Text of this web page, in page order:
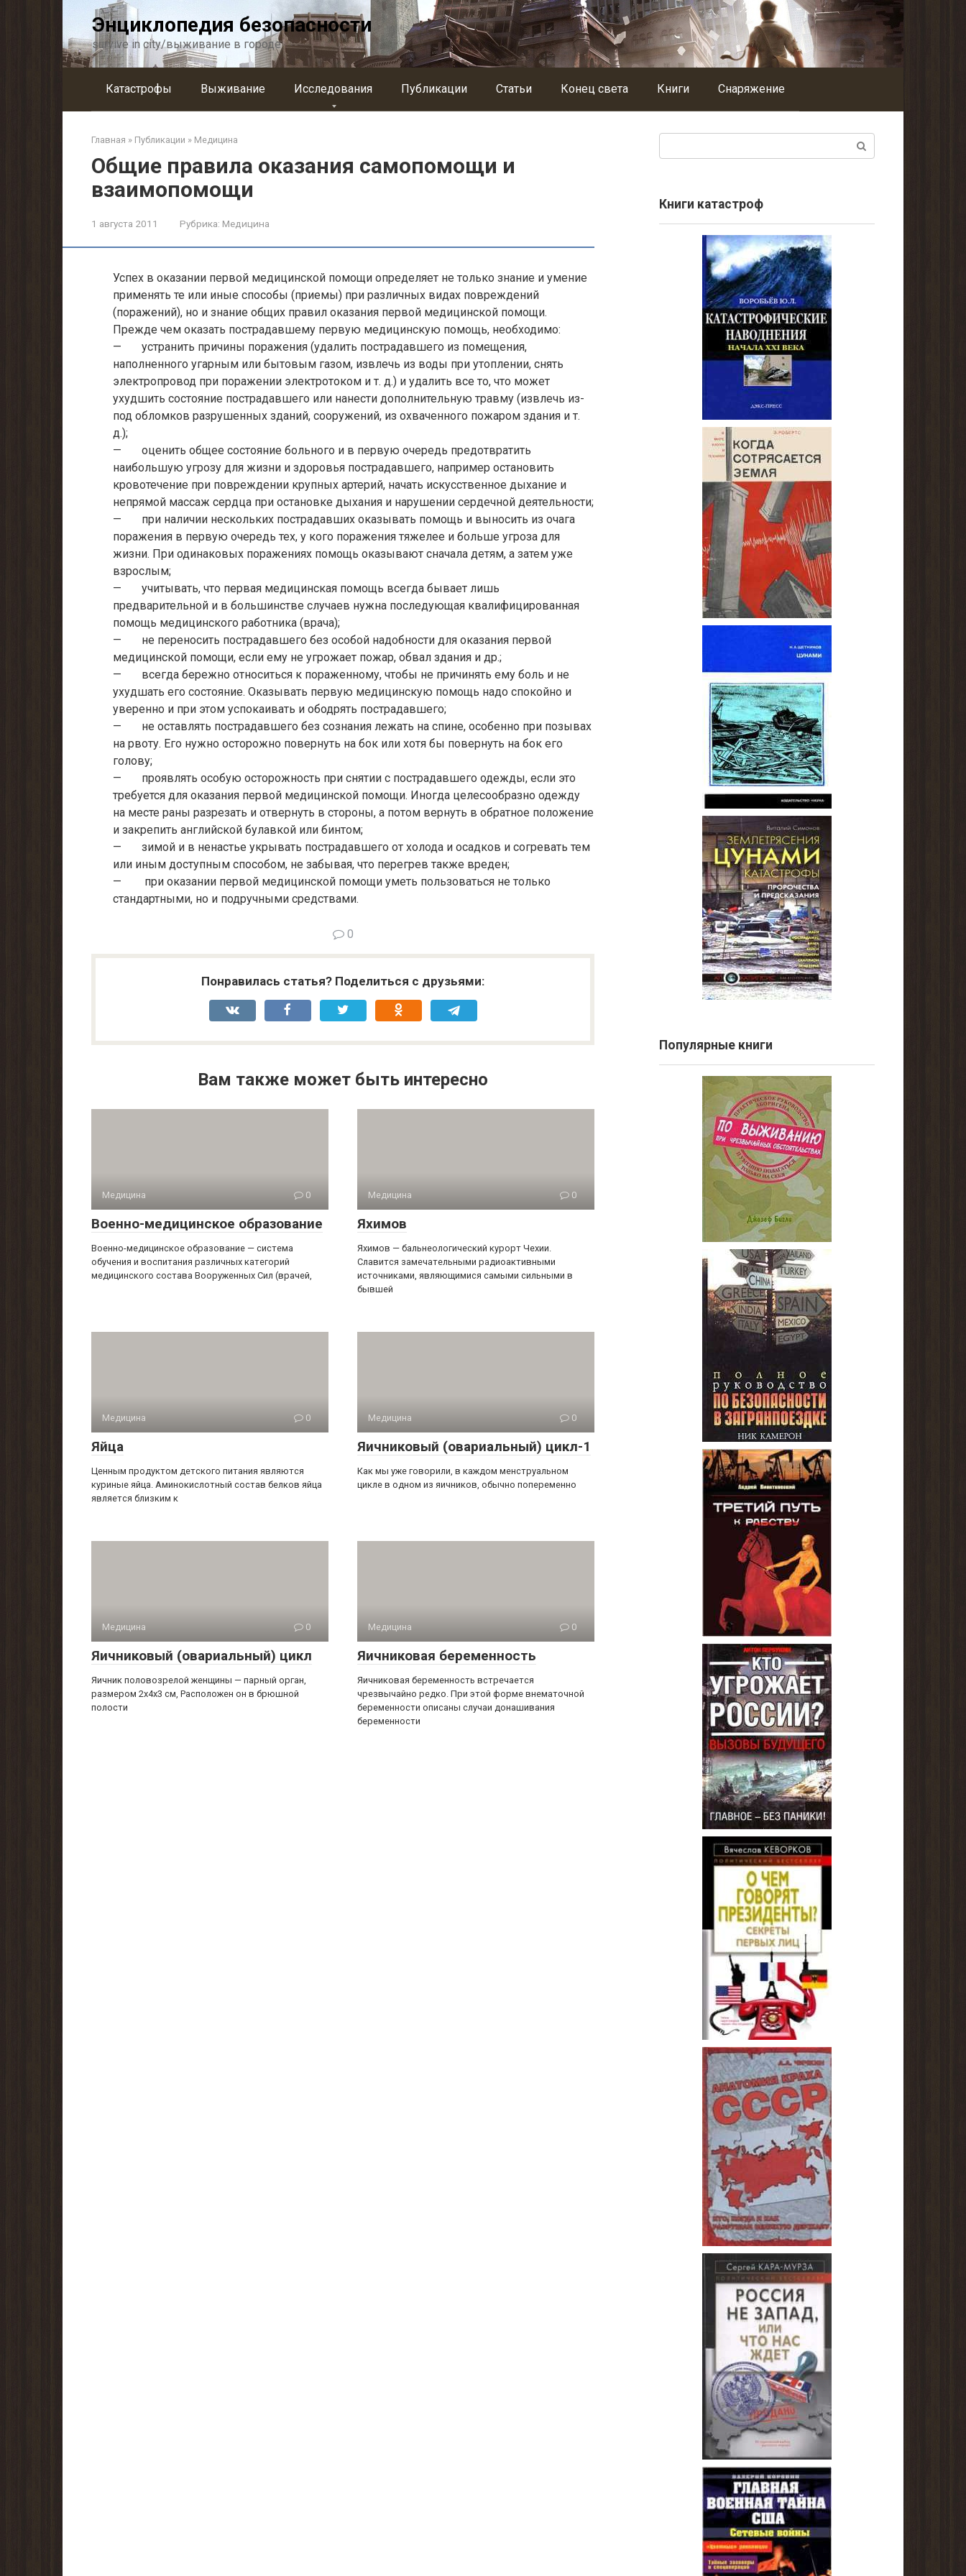
Энциклопедия безопасности
survive in city/выживание в городе
Катастрофы Выживание Исследования Публикации Статьи Конец света Книги Снаряжение
Главная » Публикации » Медицина
Общие правила оказания самопомощи и
взаимопомощи
1 августа 2011 Рубрика: Медицина
Успех в оказании первой медицинской помощи определяет не только знание и умение
применять те или иные способы (приемы) при различных видах повреждений
(поражений), но и знание общих правил оказания первой медицинской помощи.
Прежде чем оказать пострадавшему первую медицинскую помощь, необходимо:
— устранить причины поражения (удалить пострадавшего из помещения,
наполненного угарным или бытовым газом, извлечь из воды при утоплении, снять
электропровод при поражении электротоком и т. д.) и удалить все то, что может
ухудшить состояние пострадавшего или нанести дополнительную травму (извлечь из-
под обломков разрушенных зданий, сооружений, из охваченного пожаром здания и т.
д.);
— оценить общее состояние больного и в первую очередь предотвратить
наибольшую угрозу для жизни и здоровья пострадавшего, например остановить
кровотечение при повреждении крупных артерий, начать искусственное дыхание и
непрямой массаж сердца при остановке дыхания и нарушении сердечной деятельности;
— при наличии нескольких пострадавших оказывать помощь и выносить из очага
поражения в первую очередь тех, у кого поражения тяжелее и больше угроза для
жизни. При одинаковых поражениях помощь оказывают сначала детям, а затем уже
взрослым;
— учитывать, что первая медицинская помощь всегда бывает лишь
предварительной и в большинстве случаев нужна последующая квалифицированная
помощь медицинского работника (врача);
— не переносить пострадавшего без особой надобности для оказания первой
медицинской помощи, если ему не угрожает пожар, обвал здания и др.;
— всегда бережно относиться к пораженному, чтобы не причинять ему боль и не
ухудшать его состояние. Оказывать первую медицинскую помощь надо спокойно и
уверенно и при этом успокаивать и ободрять пострадавшего;
— не оставлять пострадавшего без сознания лежать на спине, особенно при позывах
на рвоту. Его нужно осторожно повернуть на бок или хотя бы повернуть на бок его
голову;
— проявлять особую осторожность при снятии с пострадавшего одежды, если это
требуется для оказания первой медицинской помощи. Иногда целесообразно одежду
на месте раны разрезать и отвернуть в стороны, а потом вернуть в обратное положение
и закрепить английской булавкой или бинтом;
— зимой и в ненастье укрывать пострадавшего от холода и осадков и согревать тем
или иным доступным способом, не забывая, что перегрев также вреден;
— при оказании первой медицинской помощи уметь пользоваться не только
стандартными, но и подручными средствами.
0
Понравилась статья? Поделиться с друзьями:
Вам также может быть интересно
Медицина 0
Военно-медицинское образование
Военно-медицинское образование — система
обучения и воспитания различных категорий
медицинского состава Вооруженных Сил (врачей,
Медицина 0
Яхимов
Яхимов — бальнеологический курорт Чехии.
Славится замечательными радиоактивными
источниками, являющимися самыми сильными в
бывшей
Медицина 0
Яйца
Ценным продуктом детского питания являются
куриные яйца. Аминокислотный состав белков яйца
является близким к
Медицина 0
Яичниковый (овариальный) цикл-1
Как мы уже говорили, в каждом менструальном
цикле в одном из яичников, обычно попеременно
Медицина 0
Яичниковый (овариальный) цикл
Яичник половозрелой женщины — парный орган,
размером 2x4x3 см, Расположен он в брюшной
полости
Медицина 0
Яичниковая беременность
Яичниковая беременность встречается
чрезвычайно редко. При этой форме внематочной
беременности описаны случаи донашивания
беременности
Книги катастроф
Популярные книги